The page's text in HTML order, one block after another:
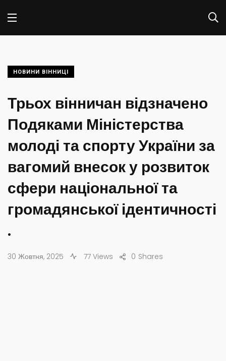
НОВИНИ ВІННИЦІ
Трьох вінничан відзначено
Подяками Міністерства
молоді та спорту України за
вагомий внесок у розвиток
сфери національної та
громадянської ідентичності
.
30 Жовтня, 2025 77 Views Shares
0